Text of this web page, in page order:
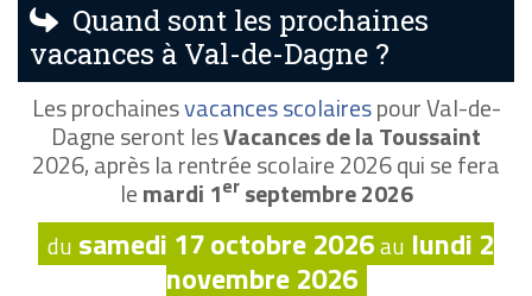
Quand sont les prochaines
vacances à Val-de-Dagne ?
Les prochainesvacances scolairespour Val-de-
Dagne seront lesVacances de la Toussaint
2026, après la rentrée scolaire 2026 qui se fera
lemardi 1erseptembre 2026
du samedi 17 octobre 2026au lundi 2
novembre 2026